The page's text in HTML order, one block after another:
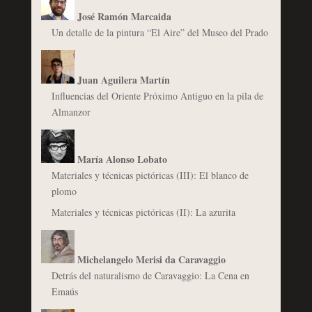
José Ramón Marcaida
Un detalle de la pintura “El Aire” del Museo del Prado
Juan Aguilera Martín
Influencias del Oriente Próximo Antiguo en la pila de
Almanzor
María Alonso Lobato
Materiales y técnicas pictóricas (III): El blanco de
plomo
Materiales y técnicas pictóricas (II): La azurita
Michelangelo Merisi da Caravaggio
Detrás del naturalismo de Caravaggio: La Cena en
Emaús